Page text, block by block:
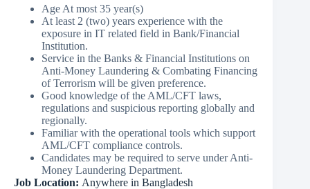
Age At most 35 year(s)
At least 2 (two) years experience with the
exposure in IT related field in Bank/Financial
Institution.
Service in the Banks & Financial Institutions on
Anti-Money Laundering & Combating Financing
of Terrorism will be given preference.
Good knowledge of the AML/CFT laws,
regulations and suspicious reporting globally and
regionally.
Familiar with the operational tools which support
AML/CFT compliance controls.
Candidates may be required to serve under Anti-
Money Laundering Department.
Job Location: Anywhere in Bangladesh